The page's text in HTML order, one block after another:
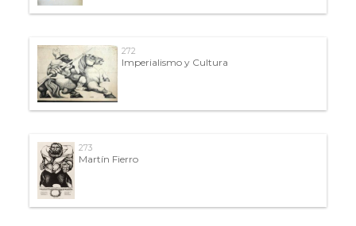
272
Imperialismo y Cultura
273
Martín Fierro